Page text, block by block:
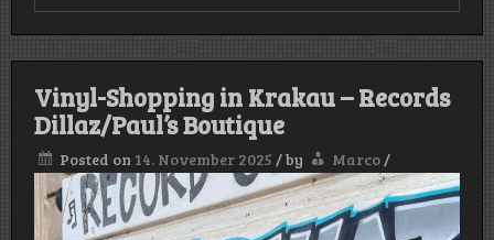
Schallplattenläden
in
(Teil
Vinyl-Shopping in Krakau – Records
Dillaz/Paul’s Boutique
Posted on 14. November 2025 /by Marco /